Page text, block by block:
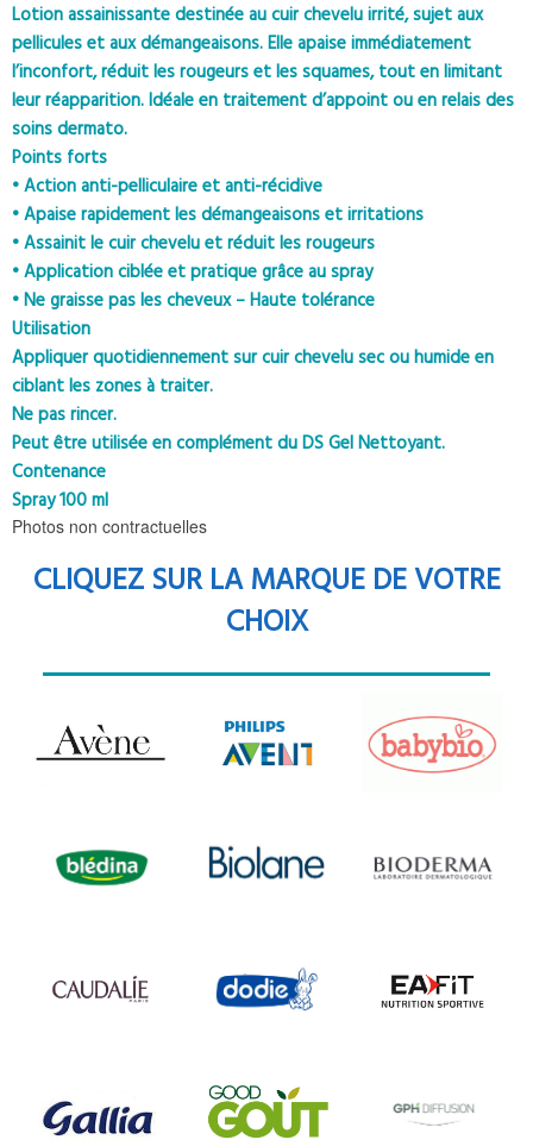
Lotion assainissante destinée au cuir chevelu irrité, sujet aux
pellicules et aux démangeaisons. Elle apaise immédiatement
l’inconfort, réduit les rougeurs et les squames, tout en limitant
leur réapparition. Idéale en traitement d’appoint ou en relais des
soins dermato.
Points forts
• Action anti-pelliculaire et anti-récidive
• Apaise rapidement les démangeaisons et irritations
• Assainit le cuir chevelu et réduit les rougeurs
• Application ciblée et pratique grâce au spray
• Ne graisse pas les cheveux – Haute tolérance
Utilisation
Appliquer quotidiennement sur cuir chevelu sec ou humide en
ciblant les zones à traiter.
Ne pas rincer.
Peut être utilisée en complément du DS Gel Nettoyant.
Contenance
Spray 100 ml
Photos non contractuelles
CLIQUEZ SUR LA MARQUE DE VOTRE
CHOIX